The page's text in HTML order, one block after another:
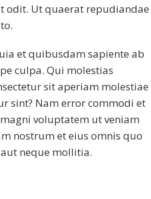
Ut quaerat repudiandae
et quibusdam sapiente ab
culpa. Qui molestias
sit aperiam molestiae
sint? Nam error commodi et
voluptatem ut veniam
nostrum et eius omnis quo
neque mollitia.